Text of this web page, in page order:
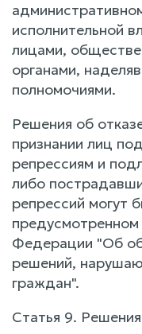
исполнительной
лицами,
органами,
полномочиями.
Решения об
признании лиц
репрессиям и
либо
репрессий могут
Федерации "Об
решений,
граждан".
Статья 9.